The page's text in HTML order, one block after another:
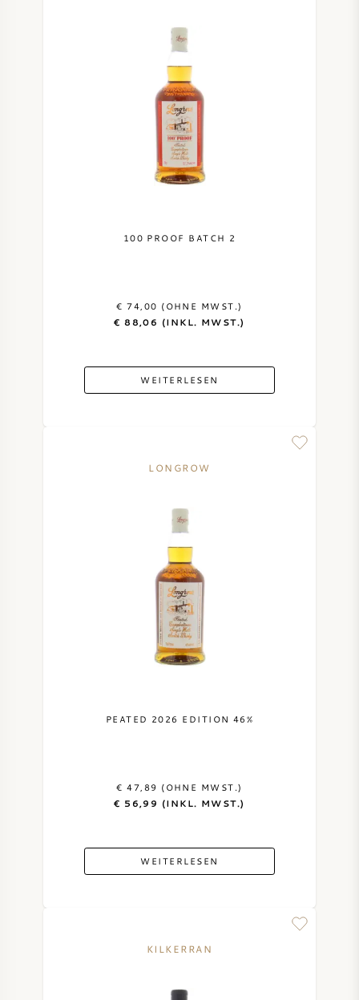
100 PROOF BATCH 2
€ 74,00 (OHNE MWST.)
€ 88,06 (INKL. MWST.)
WEITERLESEN
LONGROW
PEATED 2026 EDITION 46%
€ 47,89 (OHNE MWST.)
€ 56,99 (INKL. MWST.)
WEITERLESEN
KILKERRAN